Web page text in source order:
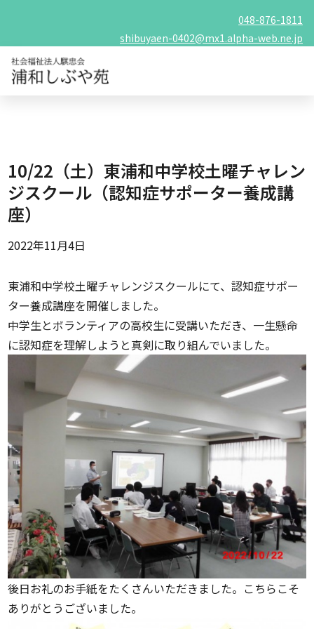
048-876-1811
shibuyaen-0402@mx1.alpha-web.ne.jp
10/22（土）東浦和中学校土曜チャレン
ジスクール（認知症サポーター養成講
座）
2022年11月4日
東浦和中学校土曜チャレンジスクールにて、認知症サポー
ター養成講座を開催しました。
中学生とボランティアの高校生に受講いただき、一生懸命
に認知症を理解しようと真剣に取り組んでいました。
後日お礼のお手紙をたくさんいただきました。こちらこそ
ありがとうございました。